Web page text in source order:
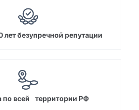
лет безупречной репутации
по всей территории РФ